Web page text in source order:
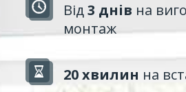
Від3 днів на
монтаж
20 хвилин на